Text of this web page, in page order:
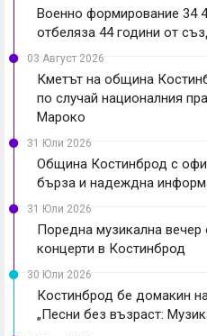
Военно формирование 34
отбеляза 44 години от
03 Август 2026
Кметът на община
по случай националния
Мароко
31 Юли 2026
Община Костинброд с
бърза и надеждна
31 Юли 2026
Поредна музикална вечер
концерти в Костинброд
30 Юли 2026
Костинброд бе домакин
„Песни без възраст: